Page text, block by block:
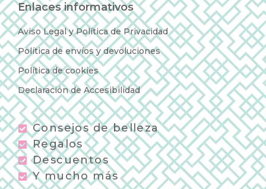
Enlaces informativos
Aviso Legal y Política de Privacidad
Política de envíos y devoluciones
Política de cookies
Declaración de Accesibilidad
Consejos de belleza
Regalos
Descuentos
Y mucho más